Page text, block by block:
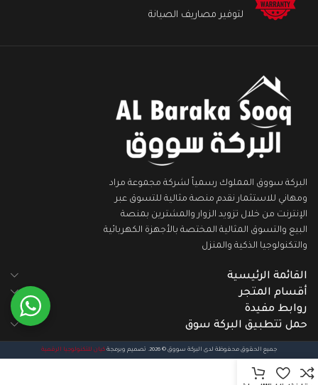
لتوفير مصاريف الصيانة
البركة سووق المملوك رسمياً لشركة مجموعة مراد
ومهاني للاستثمار نقدم منصة مثالية للتسوق عبر
الإنترنت من خلال تزويد الزوار والمشترين بمنصة
البيع والتسوق المثالية المختصة بالأجهزة الكهربائية
والتكنولوجيا الذكية والمنزل
القائمة الرئيسية
أقسام المتجر
روابط مفيدة
حمل تتطبيق البركة سوق
جميع الحقوق محفوظة لدى البركة سووق © 2026. تصميم وبرمجة كيان للتكنولوجيا الرقمية